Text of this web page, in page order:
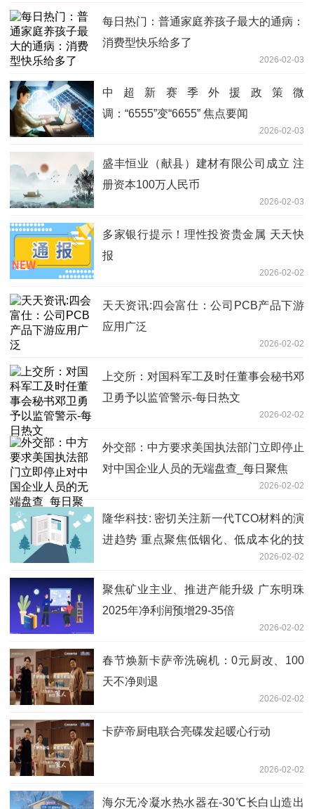
每日热门：普通家庭养孩子最大的通病：
消费型快乐给多了
2026-02-03
中超新赛季外援政策微
调：“6555”变“6655” 焦点要闻
2026-02-03
盛丰恒业（献县）建材有限公司成立 注
册资本100万人民币
2026-02-03
多家银行提示！理性投资贵金属 天天快
报
2026-02-02
天天资讯:四会富仕：公司PCB产品下游
应用广泛
2026-02-02
上交所：对国科军工及时任董事会秘书邓
卫勇予以监管警示-每日热文
2026-02-02
外交部：中方要求美国执法部门立即停止
对中国企业人员的无端盘查_每日聚焦
2026-02-02
隆华科技: 密切关注新一代TCO材料的演
进趋势 重点聚焦低铟化、低成本化的技
2026-02-02
聚焦矿业主业、推进产能升级 广东明珠
2025年净利润预增29-35倍
2026-02-02
春节焕新卡萨帝洗碗机：0元厨改、100
天不净则退
2026-02-02
卡萨帝厨电联合亮碟发起暖心行动
2026-02-02
海尔无冷凝水热水器在-30℃长白山造出